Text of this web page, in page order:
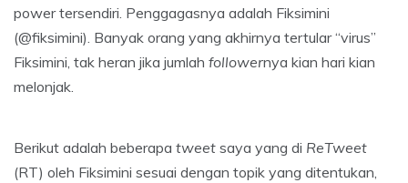
power tersendiri. Penggagasnya adalah Fiksimini
(@fiksimini). Banyak orang yang akhirnya tertular “virus”
Fiksimini, tak heran jika jumlah followernya kian hari kian
melonjak.
Berikut adalah beberapa tweet saya yang di ReTweet
(RT) oleh Fiksimini sesuai dengan topik yang ditentukan,